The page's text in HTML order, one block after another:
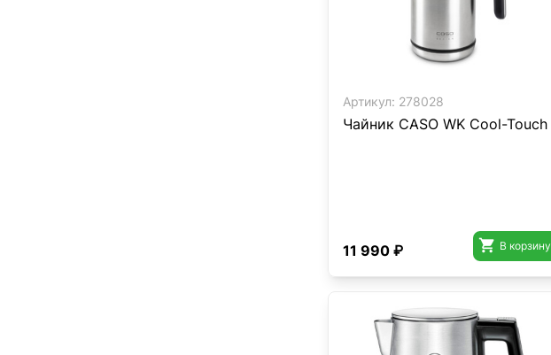
Артикул: 278028
Чайник CASO WK Cool-Touch
11 990 ₽  В корзину